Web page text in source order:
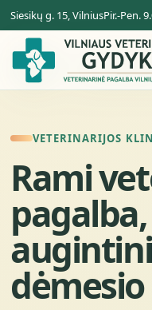
Siesikų g. 15, VilniusPir.-Pen.
VETERINARIJOS
Rami
dėmesio